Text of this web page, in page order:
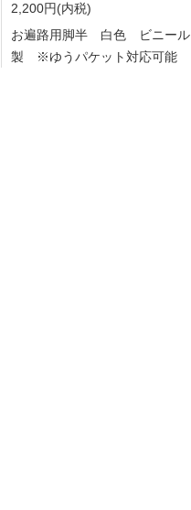
2,200円(内税)
お遍路用脚半 白色 ビニール
製 ※ゆうパケット対応可能